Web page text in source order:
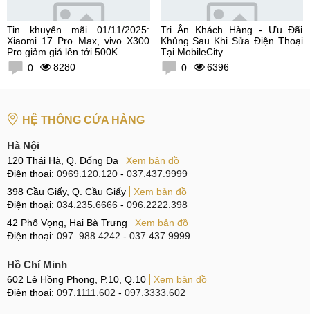
Tin khuyến mãi 01/11/2025:
Xiaomi 17 Pro Max, vivo X300
Pro giảm giá lên tới 500K
0
8280
Tri Ân Khách Hàng - Ưu Đãi
Khủng Sau Khi Sửa Điện Thoại
Tại MobileCity
0
6396
HỆ THỐNG CỬA HÀNG
Hà Nội
120 Thái Hà, Q. Đống Đa
Xem bản đồ
Điện thoại: 0969.120.120 - 037.437.9999
398 Cầu Giấy, Q. Cầu Giấy
Xem bản đồ
Điện thoại: 034.235.6666 - 096.2222.398
42 Phố Vọng, Hai Bà Trưng
Xem bản đồ
Điện thoại: 097. 988.4242 - 037.437.9999
Hồ Chí Minh
602 Lê Hồng Phong, P.10, Q.10
Xem bản đồ
Điện thoại: 097.1111.602 - 097.3333.602